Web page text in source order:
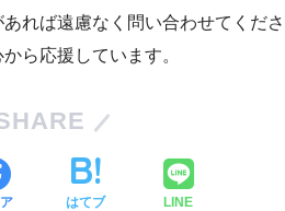
れば遠慮なく問い合わせてくださ
ら応援しています。
はてブ LINE